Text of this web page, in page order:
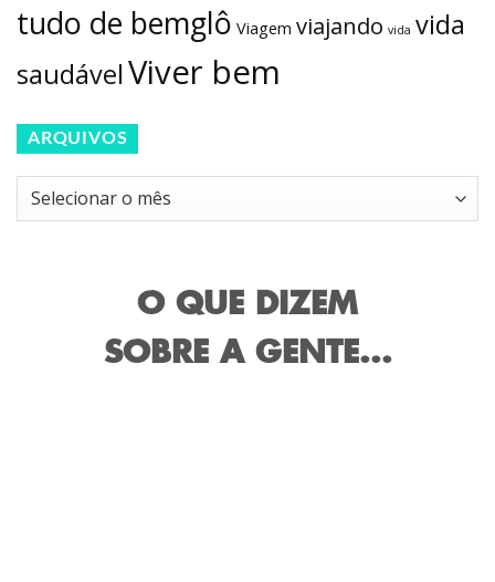
tudo de bemglô Viagem viajando vida vida
saudávelViver bem
ARQUIVOS
Arquivos
O QUE DIZEM
SOBRE A GENTE...